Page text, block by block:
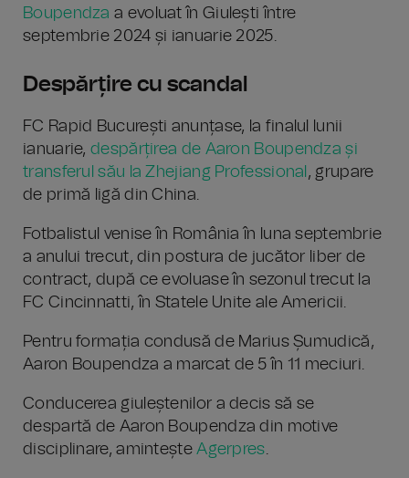
Boupendza a evoluat în Giulești între
septembrie 2024 și ianuarie 2025.
Despărțire cu scandal
FC Rapid București anunțase, la finalul lunii
ianuarie,despărțirea de Aaron Boupendza și
transferul său la Zhejiang Professional , grupare
de primă ligă din China.
Fotbalistul venise în România în luna septembrie
a anului trecut, din postura de jucător liber de
contract, după ce evoluase în sezonul trecut la
FC Cincinnatti, în Statele Unite ale Americii.
Pentru formația condusă de Marius Șumudică,
Aaron Boupendza a marcat de 5 în 11 meciuri.
Conducerea giuleștenilor a decis să se
despartă de Aaron Boupendza din motive
disciplinare, aminteșteAgerpres.